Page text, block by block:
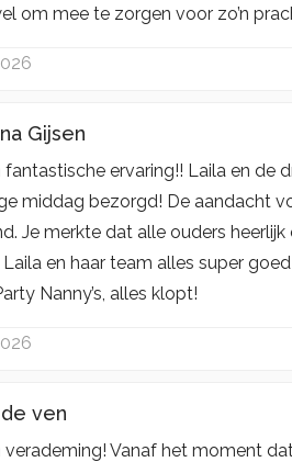
om mee te zorgen voor zo’n
Gijsen
fantastische ervaring!! Laila en de
middag bezorgd! De aandacht
Je merkte dat alle ouders
en haar team alles super
Nanny’s, alles klopt!
ven
verademing! Vanaf het moment